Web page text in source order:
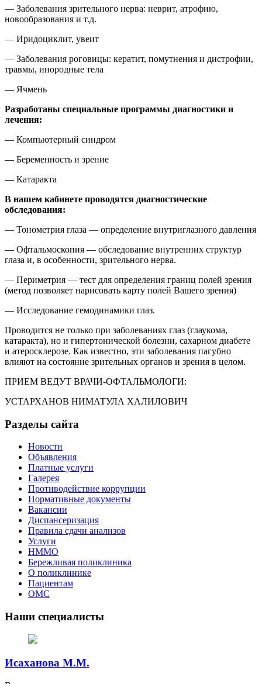
— Заболевания зрительного нерва: неврит, атрофию,
новообразования и т.д.
— Иридоциклит, увеит
— Заболевания роговицы: кератит, помутнения и дистрофии,
травмы, инородные тела
— Ячмень
Разработаны специальные программы диагностики и
лечения:
— Компьютерный синдром
— Беременность и зрение
— Катаракта
В нашем кабинете проводятся диагностические
обследования:
— Тонометрия глаза — определение внутриглазного давления
— Офтальмоскопия — обследование внутренних структур
глаза и, в особенности, зрительного нерва.
— Периметрия — тест для определения границ полей зрения
(метод позволяет нарисовать карту полей Вашего зрения)
— Исследование гемодинамики глаз.
Проводится не только при заболеваниях глаз (глаукома,
катаракта), но и гипертонической болезни, сахарном диабете
и атеросклерозе. Как известно, эти заболевания пагубно
влияют на состояние зрительных органов и зрения в целом.
ПРИЕМ ВЕДУТ ВРАЧИ-ОФТАЛЬМОЛОГИ:
УСТАРХАНОВ НИМАТУЛА ХАЛИЛОВИЧ
Разделы сайта
Новости
Объявления
Платные услуги
Галерея
Противодействие коррупции
Нормативные документы
Вакансии
Диспансеризация
Правила сдачи анализов
Услуги
НММО
Бережливая поликлиника
О поликлинике
Пациентам
ОМС
Наши специалисты
Исаханова М.М.